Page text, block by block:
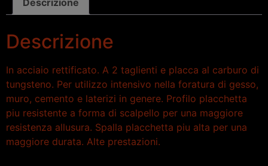
Descrizione
In acciaio rettificato. A 2 taglienti e placca al carburo di
tungsteno. Per utilizzo intensivo nella foratura di gesso,
muro, cemento e laterizi in genere. Profilo placchetta
piu resistente a forma di scalpello per una maggiore
resistenza allusura. Spalla placchetta piu alta per una
maggiore durata. Alte prestazioni.